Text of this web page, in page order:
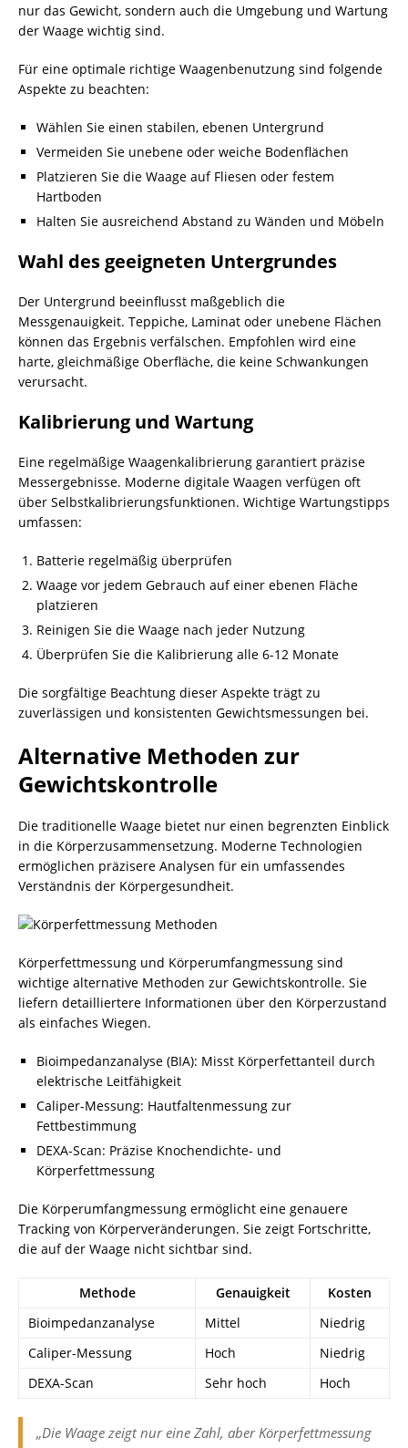
nur das Gewicht, sondern auch die Umgebung und Wartung
der Waage wichtig sind.
Für eine optimale richtige Waagenbenutzung sind folgende
Aspekte zu beachten:
Wählen Sie einen stabilen, ebenen Untergrund
Vermeiden Sie unebene oder weiche Bodenflächen
Platzieren Sie die Waage auf Fliesen oder festem
Hartboden
Halten Sie ausreichend Abstand zu Wänden und Möbeln
Wahl des geeigneten Untergrundes
Der Untergrund beeinflusst maßgeblich die
Messgenauigkeit. Teppiche, Laminat oder unebene Flächen
können das Ergebnis verfälschen. Empfohlen wird eine
harte, gleichmäßige Oberfläche, die keine Schwankungen
verursacht.
Kalibrierung und Wartung
Eine regelmäßige Waagenkalibrierung garantiert präzise
Messergebnisse. Moderne digitale Waagen verfügen oft
über Selbstkalibrierungsfunktionen. Wichtige Wartungstipps
umfassen:
Batterie regelmäßig überprüfen
Waage vor jedem Gebrauch auf einer ebenen Fläche
platzieren
Reinigen Sie die Waage nach jeder Nutzung
Überprüfen Sie die Kalibrierung alle 6-12 Monate
Die sorgfältige Beachtung dieser Aspekte trägt zu
zuverlässigen und konsistenten Gewichtsmessungen bei.
Alternative Methoden zur
Gewichtskontrolle
Die traditionelle Waage bietet nur einen begrenzten Einblick
in die Körperzusammensetzung. Moderne Technologien
ermöglichen präzisere Analysen für ein umfassendes
Verständnis der Körpergesundheit.
Körperfettmessung und Körperumfangmessung sind
wichtige alternative Methoden zur Gewichtskontrolle. Sie
liefern detailliertere Informationen über den Körperzustand
als einfaches Wiegen.
Bioimpedanzanalyse (BIA): Misst Körperfettanteil durch
elektrische Leitfähigkeit
Caliper-Messung: Hautfaltenmessung zur
Fettbestimmung
DEXA-Scan: Präzise Knochendichte- und
Körperfettmessung
Die Körperumfangmessung ermöglicht eine genauere
Tracking von Körperveränderungen. Sie zeigt Fortschritte,
die auf der Waage nicht sichtbar sind.
Methode Genauigkeit
Kosten
Bioimpedanzanalyse
Mittel
Niedrig
Caliper-Messung
Hoch
Niedrig
DEXA-Scan
Sehr hoch Hoch
„Die Waage zeigt nur eine Zahl, aber Körperfettmessung